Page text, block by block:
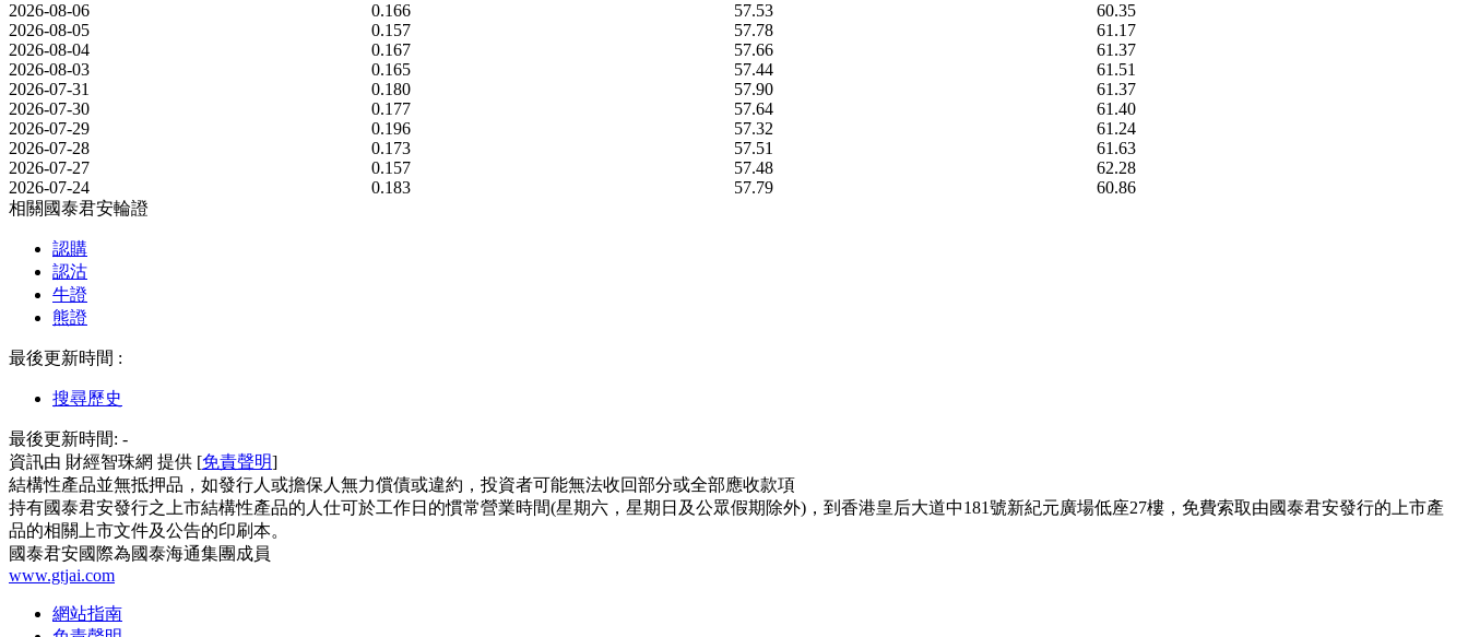
2026-08-06
0.166 57.53
60.35
2026-08-05
0.157 57.78
61.17
2026-08-04
0.167 57.66
61.37
2026-08-03
0.165 57.44
61.51
2026-07-31
0.180 57.90
61.37
2026-07-30
0.177 57.64
61.40
2026-07-29
0.196 57.32
61.24
2026-07-28
0.173 57.51
61.63
2026-07-27
0.157 57.48
62.28
2026-07-24
0.183 57.79
60.86
相關國泰君安輪證
認購
認沽
牛證
熊證
最後更新時間 :
搜尋歷史
最後更新時間: -
資訊由 財經智珠網 提供 [免責聲明]
結構性產品並無抵押品，如發行人或擔保人無力償債或違約，投資者可能無法收回部分或全部應收款項
持有國泰君安發行之上市結構性產品的人仕可於工作日的慣常營業時間(星期六，星期日及公眾假期除外)，到香港皇后大道中181號新紀元廣場低座27樓，免費索取由國泰君安發行的上市產
品的相關上市文件及公告的印刷本。
國泰君安國際為國泰海通集團成員
www.gtjai.com
網站指南